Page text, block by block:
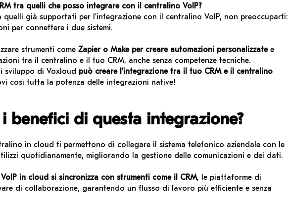
tra quelli che posso integrare con il centralino VoIP?
quelli già supportati per l’integrazione con il centralino VoIP, non preoccuparti:
per connettere i due sistemi.
strumenti come Zapier o Make per creare automazioni personalizzatee
tra il centralino e il tuo CRM, anche senza competenze tecniche.
sviluppo di Voxloud può creare l’integrazione tra il tuo CRM e il centralino
così tutta la potenza delle integrazioni native!
benefici di questa integrazione?
in cloud ti permettono di collegare il sistema telefonico aziendale con le
quotidianamente, migliorando la gestione delle comunicazioni e dei dati.
in cloud si sincronizza con strumenti come il CRM, le piattaforme di
di collaborazione, garantendo un flusso di lavoro più efficiente e senza